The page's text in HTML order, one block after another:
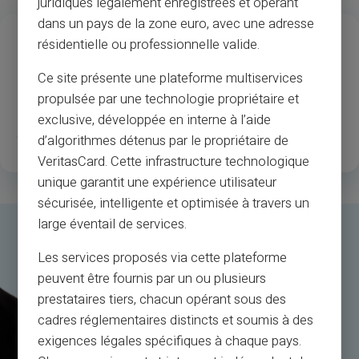
13 37M
1.3M
Glade registrerede kunder
35
Lande til rådighed
dans un pays de la zone euro, avec une adresse
résidentielle ou professionnelle valide.
Ce site présente une plateforme multiservices
propulsée par une technologie propriétaire et
exclusive, développée en interne à l’aide
d’algorithmes détenus par le propriétaire de
VeritasCard. Cette infrastructure technologique
unique garantit une expérience utilisateur
sécurisée, intelligente et optimisée à travers un
large éventail de services.
Les services proposés via cette plateforme
peuvent être fournis par un ou plusieurs
prestataires tiers, chacun opérant sous des
cadres réglementaires distincts et soumis à des
exigences légales spécifiques à chaque pays.